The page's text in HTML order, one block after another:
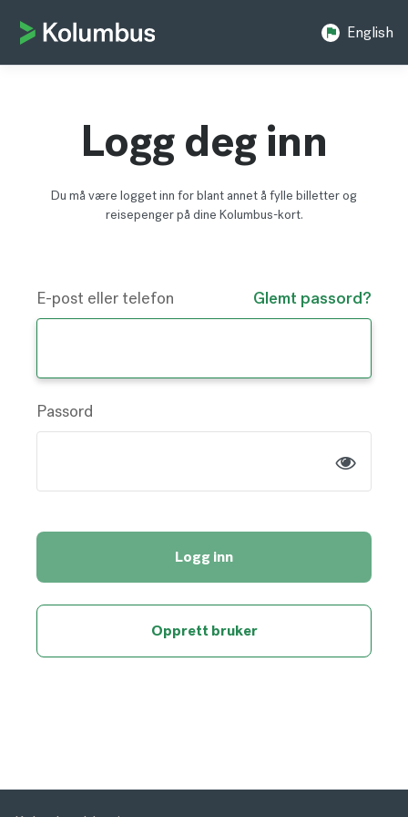
English
Logg deg inn
Du må være logget inn for blant annet å fylle billetter og
reisepenger på dine Kolumbus-kort.
E-post eller telefon Glemt passord?
Passord
Logg inn
Opprett bruker